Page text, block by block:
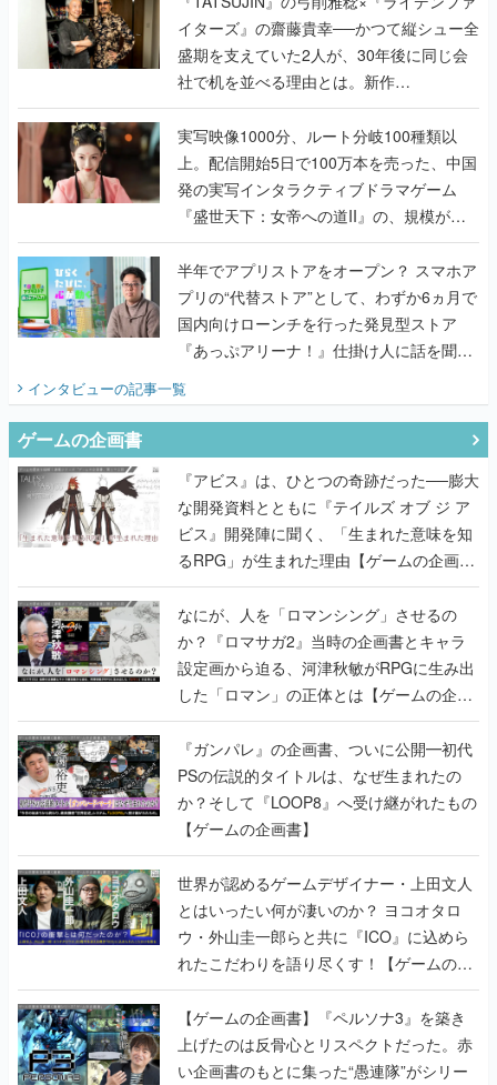
イターズ』の齋藤貴幸──かつて縦シュー全
盛期を支えていた2人が、30年後に同じ会
社で机を並べる理由とは。新作
『TATSUJIN EXTREME』で初タッグを組
んだレジェンド2人に訊く開発秘話
実写映像1000分、ルート分岐100種類以
上。配信開始5日で100万本を売った、中国
発の実写インタラクティブドラマゲーム
『盛世天下：女帝への道II』の、規模が違
うこだわりをプロデューサーに聞いた
半年でアプリストアをオープン？ スマホア
プリの“代替ストア”として、わずか6ヵ月で
国内向けローンチを行った発見型ストア
『あっぷアリーナ！』仕掛け人に話を聞い
てみた
インタビューの記事一覧
ゲームの企画書
『アビス』は、ひとつの奇跡だった──膨大
な開発資料とともに『テイルズ オブ ジ ア
ビス』開発陣に聞く、「生まれた意味を知
るRPG」が生まれた理由【ゲームの企画
書】
なにが、人を「ロマンシング」させるの
か？『ロマサガ2』当時の企画書とキャラ
設定画から迫る、河津秋敏がRPGに生み出
した「ロマン」の正体とは【ゲームの企画
書】
『ガンパレ』の企画書、ついに公開━初代
PSの伝説的タイトルは、なぜ生まれたの
か？そして『LOOP8』へ受け継がれたもの
【ゲームの企画書】
世界が認めるゲームデザイナー・上田文人
とはいったい何が凄いのか？ ヨコオタロ
ウ・外山圭一郎らと共に『ICO』に込めら
れたこだわりを語り尽くす！【ゲームの企
画書】
【ゲームの企画書】『ペルソナ3』を築き
上げたのは反骨心とリスペクトだった。赤
い企画書のもとに集った“愚連隊”がシリー